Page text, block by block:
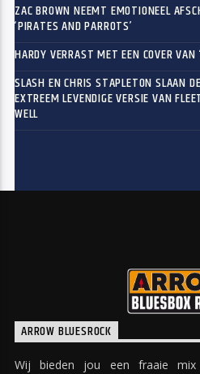
ZAC BROWN NEEMT EMOTIONEEL
‘PIRATES AND PARROTS’
HARDY VERRAST MET EEN COVER VAN
SLASH EN CHRIS STAPLETON SLAAN
EXTREEM LEVENDIGE VERSIE VAN
WELL
ARROW BLUESROCK
Wij bieden jou een fraaie mix